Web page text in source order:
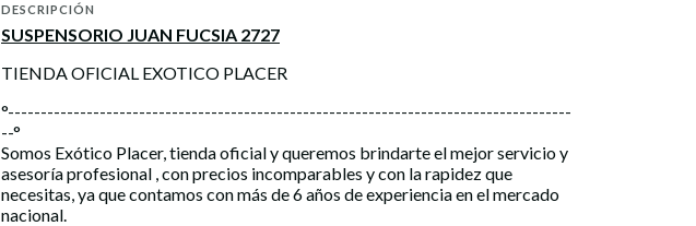
DESCRIPCIÓN
SUSPENSORIO JUAN FUCSIA 2727
TIENDA OFICIAL EXOTICO PLACER
°--------------------------------------------------------------------------------------
--°
Somos Exótico Placer, tienda oficial y queremos brindarte el mejor servicio y
asesoría profesional , con precios incomparables y con la rapidez que
necesitas, ya que contamos con más de 6 años de experiencia en el mercado
nacional.